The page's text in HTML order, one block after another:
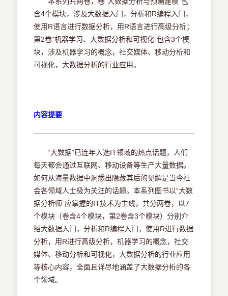
含4个模块，涉及大数据入门，分析和R编程入门，
使用R语言进行数据分析，用R语言进行高级分析；
第2卷“机器学习、大数据分析和可视化”包含3个模
块，涉及机器学习的概念，社交媒体、移动分析和
可视化，大数据分析的行业应用。
内容提要
“大数据”已连年入选IT领域的热点话题，人们
每天都会通过互联网、移动设备等生产大量数据。
如何从海量数据中洞悉出隐藏其后的见解是当今社
会各领域人士极为关注的话题。本系列图书以“大数
据分析师”应掌握的IT技术为主线，共分两卷，以7
个模块（卷含4个模块，第2卷含3个模块）分别介
绍大数据入门，分析和R编程入门，使用R进行数据
分析，用R进行高级分析，机器学习的概念，社交
媒体、移动分析和可视化，大数据分析的行业应用
等核心内容，全面且详尽地涵盖了大数据分析的各
个领域。